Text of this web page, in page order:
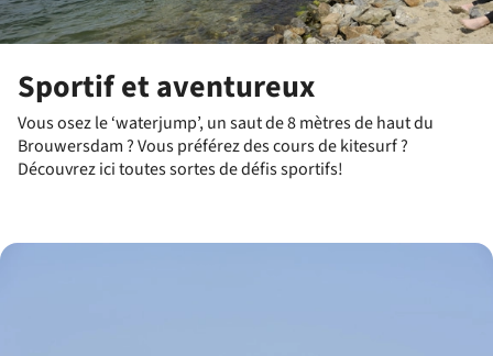
Sportif et aventureux
Vous osez le ‘waterjump’, un saut de 8 mètres de haut du
Brouwersdam ? Vous préférez des cours de kitesurf ?
Découvrez ici toutes sortes de défis sportifs!